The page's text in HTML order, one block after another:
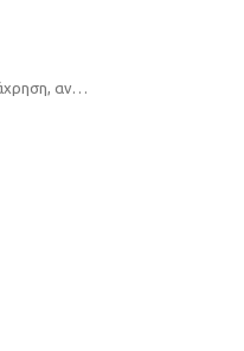
voria.gr: θεσσαλονίκη: «Μείωση απορριμάτων, επανάχρηση, ανακύκλωση υλικών, το μήνυμα του 2ου φεστιβάλ κυκλικής οικονομίας»